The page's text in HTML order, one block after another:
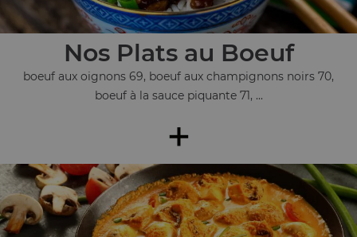
Nos Plats au Boeuf
boeuf aux oignons 69, boeuf aux champignons noirs 70,
boeuf à la sauce piquante 71, ...
+